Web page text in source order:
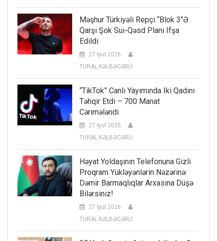
Məşhur Türkiyəli Repçi “Blok 3″ə
Qarşı Şok Sui-Qəsd Planı Ifşa
Edildi
27 İyul 2026
TURAL KƏLBƏCƏRLİ
“TikTok” Canlı Yayımında Iki Qadını
Təhqir Etdi – 700 Manat
Cərimələndi
27 İyul 2026
TURAL KƏLBƏCƏRLİ
Həyat Yoldaşının Telefonuna Gizli
Proqram Yükləyənlərin Nəzərinə:
Dəmir Barmaqlıqlar Arxasına Düşə
Bilərsiniz!
27 İyul 2026
TURAL KƏLBƏCƏRLİ